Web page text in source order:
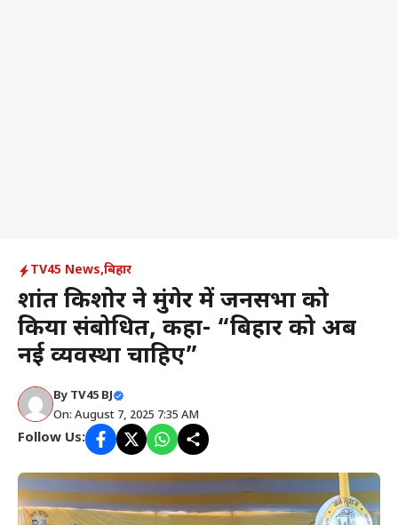
TV45 News,बिहार
प्रशांत किशोर ने मुंगेर में जनसभा को
किया संबोधित, कहा- “बिहार को अब
नई व्यवस्था चाहिए”
By TV45 BJ
On: August 7, 2025 7:35 AM
Follow Us: